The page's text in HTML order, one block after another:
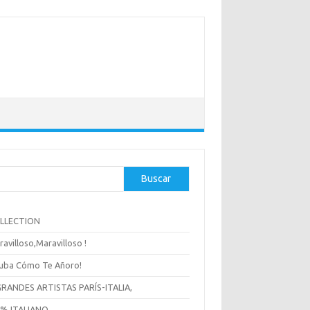
Buscar
!
Cómo Te Añoro!
ARTISTAS PARÍS-ITALIA,